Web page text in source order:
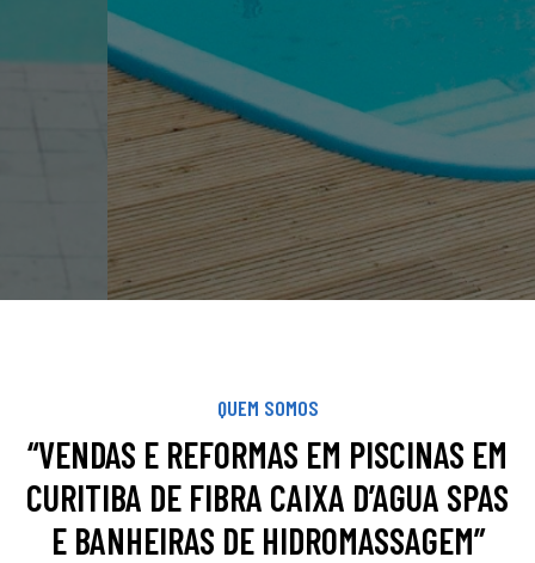
QUEM SOMOS
“VENDAS E REFORMAS EM PISCINAS EM
CURITIBA DE FIBRA CAIXA D’AGUA SPAS
E BANHEIRAS DE HIDROMASSAGEM”